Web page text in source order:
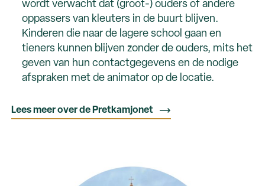
wordt verwacht dat (groot-) ouders of andere
oppassers van kleuters in de buurt blijven.
Kinderen die naar de lagere school gaan en
tieners kunnen blijven zonder de ouders, mits het
geven van hun contactgegevens en de nodige
afspraken met de animator op de locatie.
Lees meer over de Pretkamjonet